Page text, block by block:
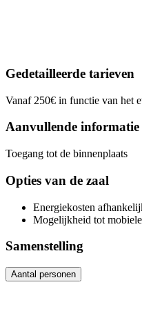
Gedetailleerde tarieven
Vanaf 250€ in functie van het
Aanvullende informatie
Toegang tot de binnenplaats
Opties van de zaal
Energiekosten
Mogelijkheid tot
Samenstelling
Aantal personen